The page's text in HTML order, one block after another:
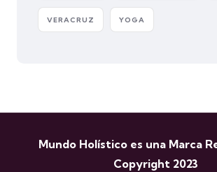
VERACRUZ YOGA
Mundo Holístico es una Marca
Copyright 2023